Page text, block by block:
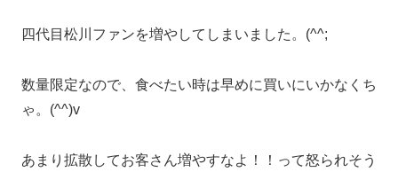
四代目松川ファンを増やしてしまいました。(^^;
数量限定なので、食べたい時は早めに買いにいかなくち
ゃ。(^^)v
あまり拡散してお客さん増やすなよ！！って怒られそう